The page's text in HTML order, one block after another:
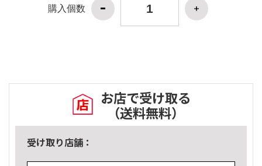
購入個数
お店で受け取る
（送料無料）
受け取り店舗：